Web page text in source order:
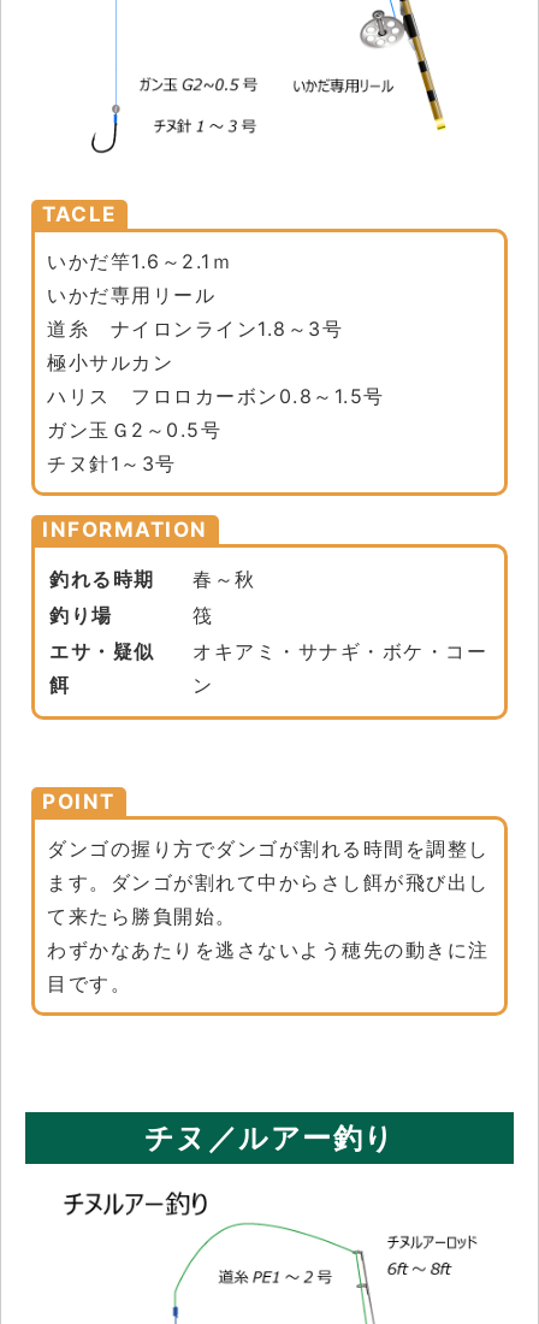
TACLE
いかだ竿1.6～2.1ｍ
いかだ専用リール
道糸 ナイロンライン1.8～3号
極小サルカン
ハリス フロロカーボン0.8～1.5号
ガン玉Ｇ2～0.5号
チヌ針1～3号
INFORMATION
釣れる時期
春～秋
釣り場
筏
エサ・疑似
餌
オキアミ・サナギ・ボケ・コー
ン
POINT
ダンゴの握り方でダンゴが割れる時間を調整し
ます。ダンゴが割れて中からさし餌が飛び出し
て来たら勝負開始。
わずかなあたりを逃さないよう穂先の動きに注
目です。
チヌ／ルアー釣り